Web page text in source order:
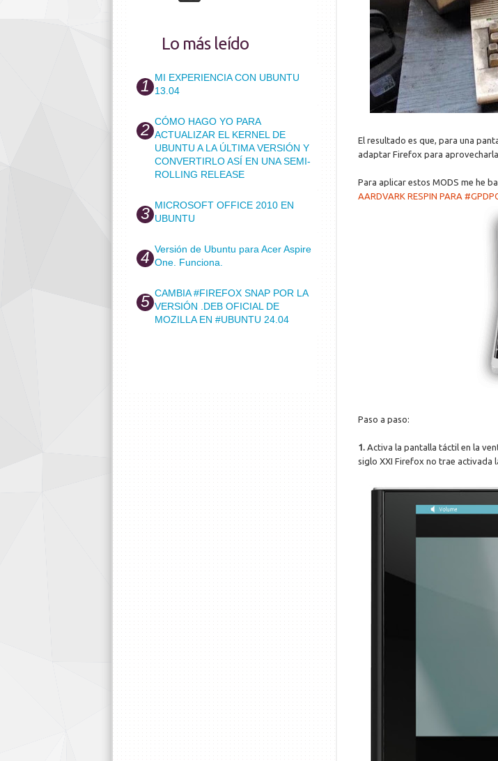
El resultado es que, para una
adaptar Firefox para
Para aplicar estos MODS me he
AARDVARK RESPIN PARA
Paso a paso:
1. Activa la pantalla táctil en la
siglo XXI Firefox no trae activada
Lo más leído
MI EXPERIENCIA CON UBUNTU
13.04
CÓMO HAGO YO PARA
ACTUALIZAR EL KERNEL DE
UBUNTU A LA ÚLTIMA VERSIÓN Y
CONVERTIRLO ASÍ EN UNA SEMI-
ROLLING RELEASE
MICROSOFT OFFICE 2010 EN
UBUNTU
Versión de Ubuntu para Acer Aspire
One. Funciona.
CAMBIA #FIREFOX SNAP POR LA
VERSIÓN .DEB OFICIAL DE
MOZILLA EN #UBUNTU 24.04